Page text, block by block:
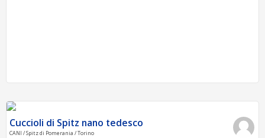
Cuccioli di Spitz nano tedesco
CANI / Spitz di Pomerania / Torino